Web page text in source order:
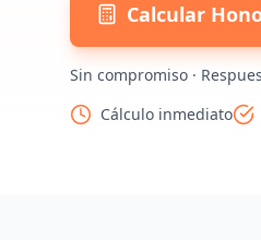
Calcular
Sin compromiso ·
Cálculo inmediato